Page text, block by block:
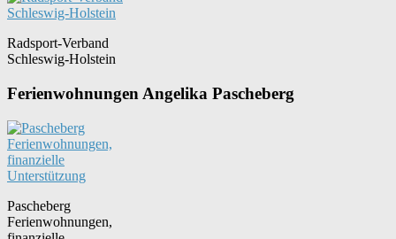
Radsport-Verband
Schleswig-Holstein
Ferienwohnungen Angelika Pascheberg
Pascheberg
Ferienwohnungen,